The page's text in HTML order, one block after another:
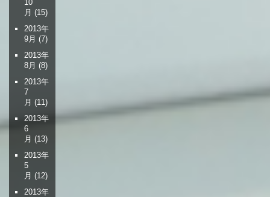
10
月 (15)
2013年
9月 (7)
2013年
8月 (8)
2013年
7
月 (11)
2013年
6
月 (13)
2013年
5
月 (12)
2013年